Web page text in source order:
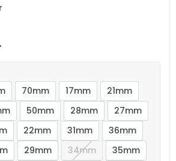
70mm 17mm
21mm
50mm 28mm
27mm
22mm 31mm
36mm
29mm 34mm
35mm